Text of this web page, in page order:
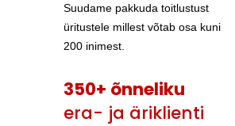
Suudame pakkuda toitlustust
üritustele millest võtab osa kuni
200 inimest.
350+ õnneliku
era- ja äriklienti